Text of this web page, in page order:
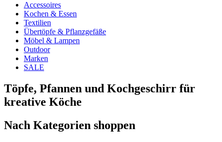
Accessoires
Kochen & Essen
Textilien
Übertöpfe & Pflanzgefäße
Möbel & Lampen
Outdoor
Marken
SALE
Töpfe, Pfannen und Kochgeschirr für
kreative Köche
Nach Kategorien shoppen